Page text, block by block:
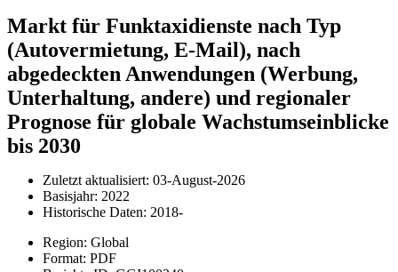
Markt für Funktaxidienste nach Typ
(Autovermietung, E-Mail), nach
abgedeckten Anwendungen (Werbung,
Unterhaltung, andere) und regionaler
Prognose für globale Wachstumseinblicke
bis 2030
Zuletzt aktualisiert: 03-August-2026
Basisjahr: 2022
Historische Daten: 2018-
Region: Global
Format: PDF